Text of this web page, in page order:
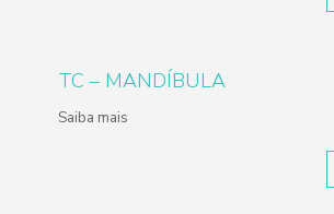
TC – MANDÍBULA
Saiba mais